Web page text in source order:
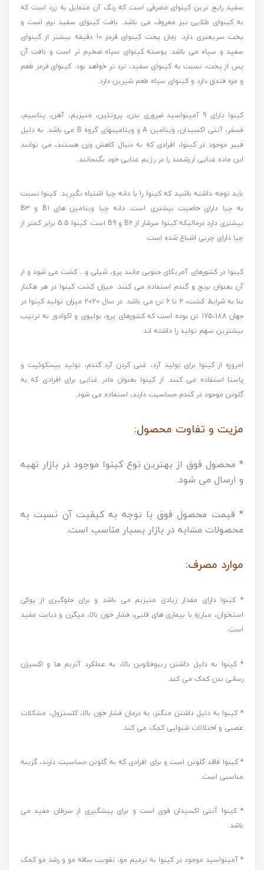
سفید رایج ترین کینوای مصرفی است که رنگ آن متمایل به زرد است که
به کینوای طلایی نیز معروف می باشد. بافت کینوای سفید نرم است و
پخت سریعتری دارد. زمان پخت کینوای قرمز 10 دقیقه بیشتر از کینوای
سفید و سیاه می باشد. پوسته کینوای سیاه ضخیم تر است و بافت آن
پس از پخت، نسبت به کینوای سفید، ترد تر خواهد بود. کینوای قرمز طعم
و مزه فندق دارد و کینوای سیاه طعم شیرین دارد.
کینوا دارای 9 آمینواسید ضروری بدن، پروتئین، منیزیم، آهن، پتاسیم،
فسفر، آنتی اکسیدان، ویتامین A و ویتامینهای گروه B می باشد. به دلیل
فیبر موجود در کینوا، افرادی که به دنبال کاهش وزن هستند، می توانند
این ماده غذایی ارزشمند را در رژیم غذایی خود بگنجانند.
باید توجه داشته باشید که کینوا را با دانه چیا اشتباه نگیرید. کینوا نسبت
به چیا دارای خاصیت بیشتری است. دانه چیا ویتامین های B1 و B3
بیشتری دارد درحالیکه کینوا سرشار از B6 و B9 است. کینوا 5.5 برابر کمتر از
چیا دارای چربی اشباع شده است.
کینوا در کشورهای آمریکای جنوبی مانند پرو، شیلی و... کشت می شود و از
آن بعنوان برنج و گندم استفاده می کنند. میزان کشت کینوا در هر هکتار
بنا به شرایط کشت، 2 تا 6 تن می باشد. در سال 2020 میزان تولید کینوا در
جهان 175،188 تن بوده است که کشورهای پرو، بولیوی و اکوادور به ترتیب
بیشترین سهم تولید را داشته اند.
امروزه از کینوا برای تولید آرد، غنی کردن آرد گندم، تولید بیسکوئیت و
پاستا استفاده می کنند. از کینوا بعنوان مادر غذایی برای افرادی که به
گلوتن موجود در گندم حساسیت دارند، استفاده می شود.
مزیت و تفاوت محصول:
* محصول فوق از بهترین نوع کینوا موجود در بازار تهیه
و ارسال می شود.
* قیمت محصول فوق با توجه به کیفیت آن نسبت به
محصولات مشابه در بازار بسیار مناسب است.
موارد مصرف:
* کینوا دارای مقدار زیادی منیزیم می باشد و برای جلوگیری از پوکی
استخوان، مبارزه با بیماری های قلبی، فشار خون بالا، میگرن و دیابت مفید
است.
* کینوا به دلیل داشتن ریبوفلاوین بالا، به عملکرد آنزیم ها و اکسیژن
رسانی بدن کمک می کند.
* کینوا به دلیل داشتن منگنز، به درمان فشار خون بالا، کلسترول، مشکلات
عصبی و اختلالات شنوایی کمک می کند.
* کینوا فاقد گلوتن است و برای افرادی که به گلوتن حساسیت دارند، گزینه
مناسبی است.
* کینوا آنتی اکسیدان قوی است و برای پیشگیری از سرطان مفید می
باشد.
* آمینواسید موجود در کینوا به ترمیم مو، تقویت ساقه مو و رشد مو کمک